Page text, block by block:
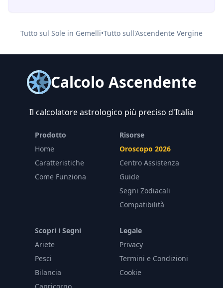
Tutto sul Sole in Gemelli•Tutto sull'Ascendente Vergine
Calcolo Ascendente
Il calcolatore astrologico più preciso d'Italia
Prodotto
Home
Caratteristiche
Come Funziona
Risorse
Oroscopo 2026
Centro Assistenza
Guide
Segni Zodiacali
Compatibilità
Scopri i Segni
Ariete
Pesci
Bilancia
Legale
Privacy
Termini e Condizioni
Cookie